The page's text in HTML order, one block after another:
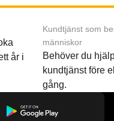
år i
Kundtjänst som
människor
Behöver du
kundtjänst före
gång.